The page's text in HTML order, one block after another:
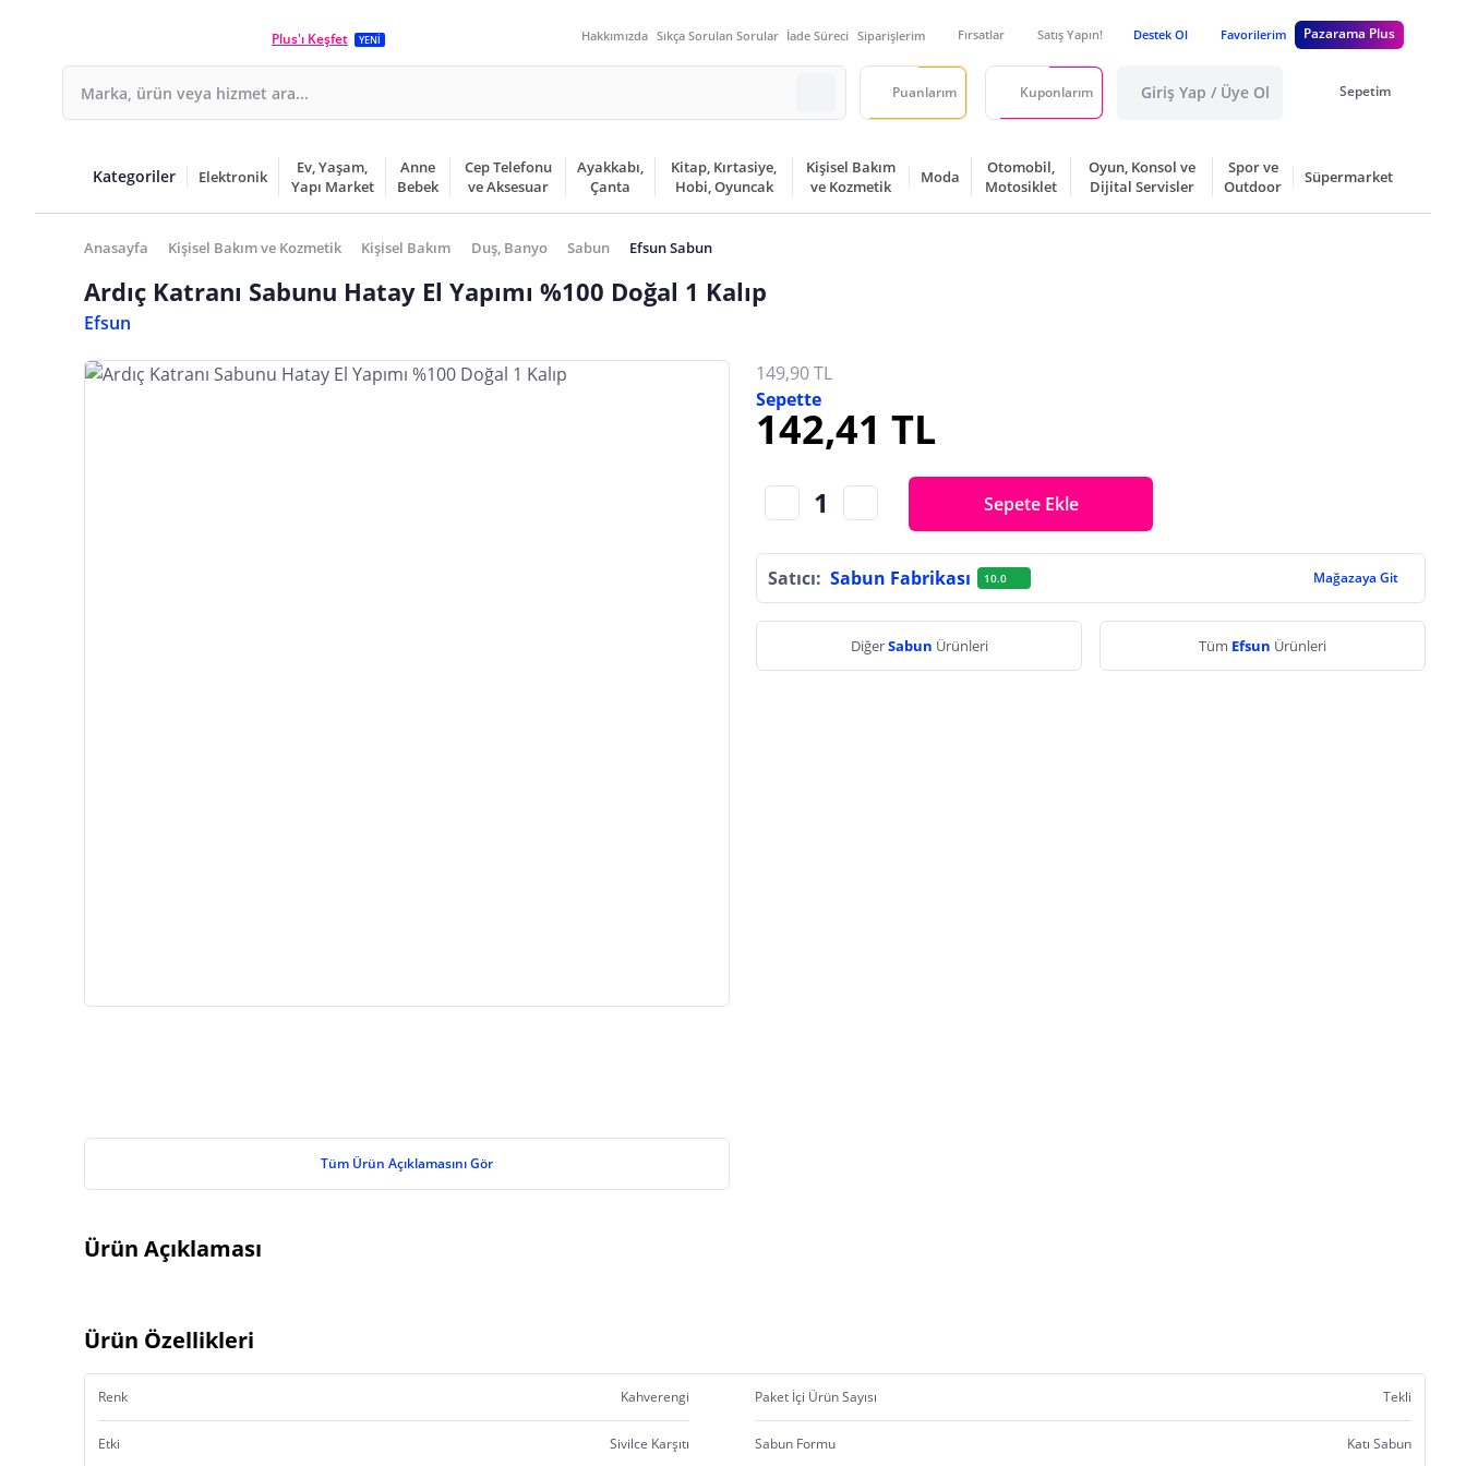
Plus'ı Keşfet YENİ Hakkımızda Sıkça Sorulan Sorular İade Süreci Siparişlerim Fırsatlar Satış Yapın! Destek Ol Favorilerim Pazarama Plus
Puanlarım Kuponlarım Giriş Yap / Üye Ol Sepetim
Kategoriler Elektronik
Ev, Yaşam,
Yapı Market
Anne
Bebek
Cep Telefonu
ve Aksesuar
Ayakkabı,
Çanta
Kitap, Kırtasiye,
Hobi, Oyuncak
Kişisel Bakım
ve Kozmetik
Moda
Otomobil,
Motosiklet
Oyun, Konsol ve
Dijital Servisler
Spor ve
Outdoor
Süpermarket
Anasayfa Kişisel Bakım ve Kozmetik Kişisel Bakım Duş, Banyo Sabun Efsun Sabun
Ardıç Katranı Sabunu Hatay El Yapımı %100 Doğal 1 Kalıp
Efsun
Tüm Ürün Açıklamasını Gör
149,90 TL
Sepette
142,41 TL
Sepete Ekle
Satıcı: Sabun Fabrikası 10.0 Mağazaya Git
DiğerSabun Ürünleri Tüm Efsun Ürünleri
Ürün Açıklaması
Ürün Özellikleri
Renk Kahverengi Paket İçi Ürün Sayısı Tekli
Etki Sivilce Karşıtı Sabun Formu Katı Sabun